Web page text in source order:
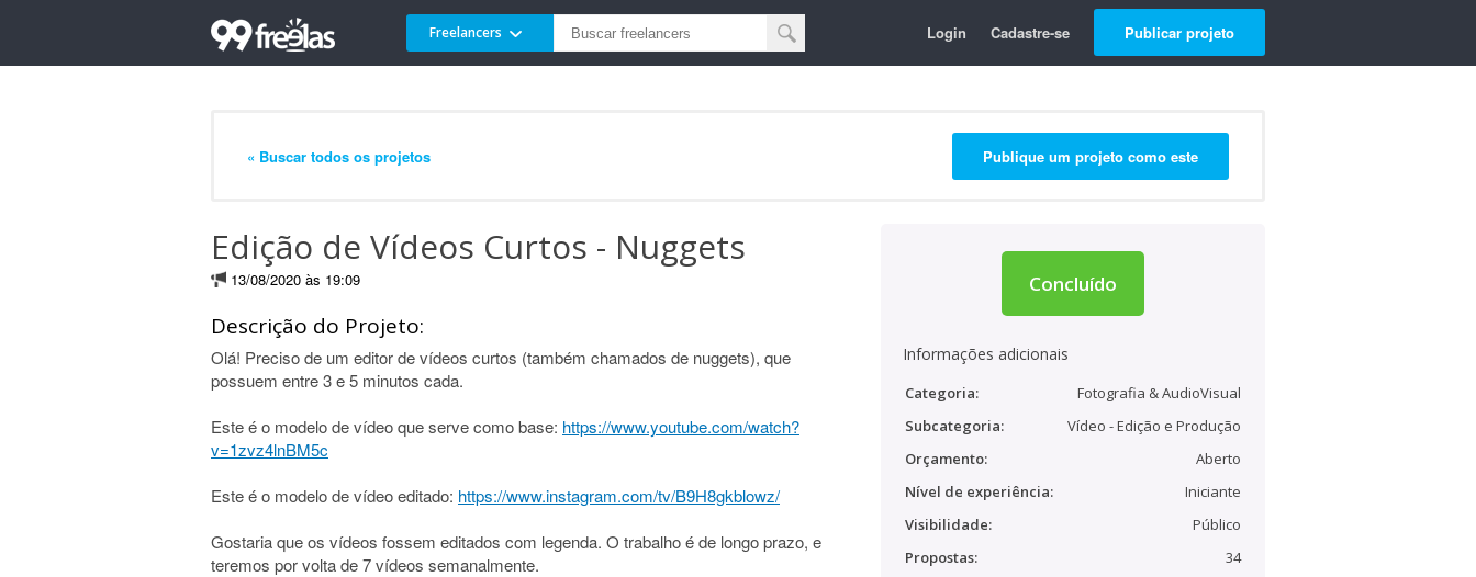
Freelancers Login Cadastre-se Publicar projeto
« Buscar todos os projetos Publique um projeto como este
Edição de Vídeos Curtos - Nuggets
13/08/2020 às 19:09
Descrição do Projeto:
Olá! Preciso de um editor de vídeos curtos (também chamados de nuggets), que
possuem entre 3 e 5 minutos cada.
Este é o modelo de vídeo que serve como base: https://www.youtube.com/watch?
v=1zvz4lnBM5c
Este é o modelo de vídeo editado: https://www.instagram.com/tv/B9H8gkblowz/
Gostaria que os vídeos fossem editados com legenda. O trabalho é de longo prazo, e
teremos por volta de 7 vídeos semanalmente.
Concluído
Informações adicionais
Categoria:
Fotografia & AudioVisual
Subcategoria:
Vídeo - Edição e Produção
Orçamento:
Aberto
Nível de experiência:
Iniciante
Visibilidade:
Público
Propostas:
34